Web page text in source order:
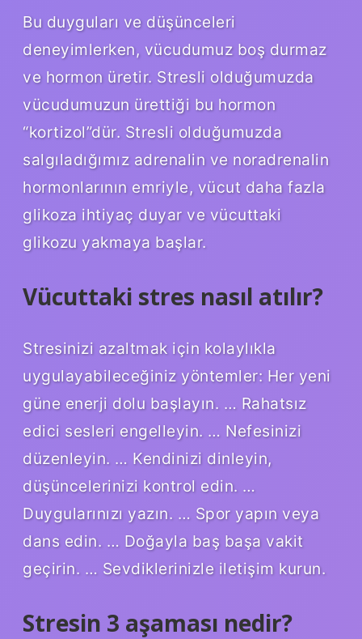
Bu duyguları ve düşünceleri
deneyimlerken, vücudumuz boş durmaz
ve hormon üretir. Stresli olduğumuzda
vücudumuzun ürettiği bu hormon
“kortizol”dür. Stresli olduğumuzda
salgıladığımız adrenalin ve noradrenalin
hormonlarının emriyle, vücut daha fazla
glikoza ihtiyaç duyar ve vücuttaki
glikozu yakmaya başlar.
Vücuttaki stres nasıl atılır?
Stresinizi azaltmak için kolaylıkla
uygulayabileceğiniz yöntemler: Her yeni
güne enerji dolu başlayın. … Rahatsız
edici sesleri engelleyin. … Nefesinizi
düzenleyin. … Kendinizi dinleyin,
düşüncelerinizi kontrol edin. …
Duygularınızı yazın. … Spor yapın veya
dans edin. … Doğayla baş başa vakit
geçirin. … Sevdiklerinizle iletişim kurun.
Stresin 3 aşaması nedir?